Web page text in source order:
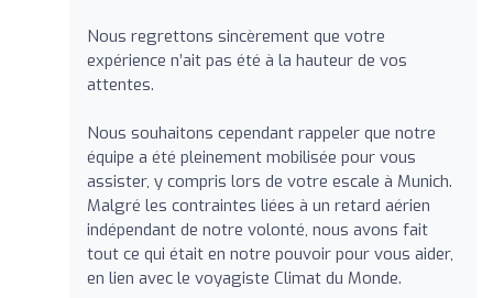
Nous regrettons sincèrement que votre
expérience n’ait pas été à la hauteur de vos
attentes.
Nous souhaitons cependant rappeler que notre
équipe a été pleinement mobilisée pour vous
assister, y compris lors de votre escale à Munich.
Malgré les contraintes liées à un retard aérien
indépendant de notre volonté, nous avons fait
tout ce qui était en notre pouvoir pour vous aider,
en lien avec le voyagiste Climat du Monde.